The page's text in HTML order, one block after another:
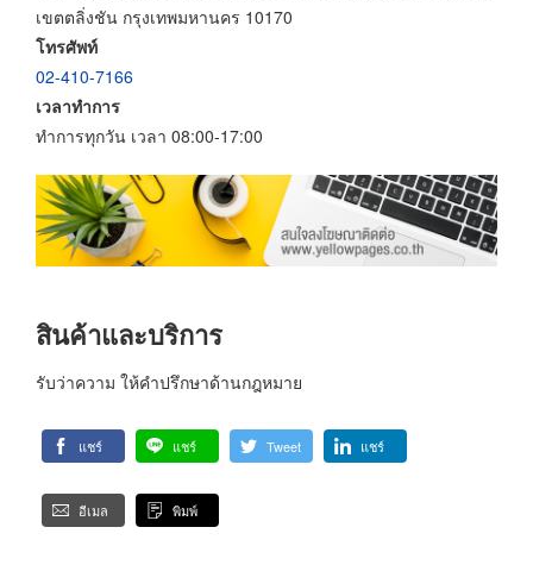
เขตตลิ่งชัน กรุงเทพมหานคร 10170
โทรศัพท์
02-410-7166
เวลาทำการ
ทำการทุกวัน เวลา 08:00-17:00
สินค้าและบริการ
รับว่าความ ให้คำปรึกษาด้านกฎหมาย
แชร์ แชร์ Tweet แชร์
อีเมล พิมพ์